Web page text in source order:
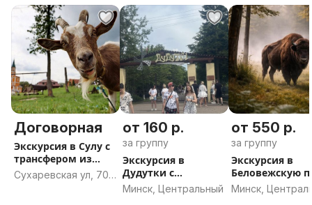
Договорная
Экскурсия в Сулу с
трансфером из
Минска
Сухаревская ул, 70,
от 160 р.
за группу
Экскурсия в
Дудутки с
трансфером из
Минска
Минск, Центральный
от 550 р.
за группу
Экскурсия в
Беловежскую
с трансфером
Минска
Минск,